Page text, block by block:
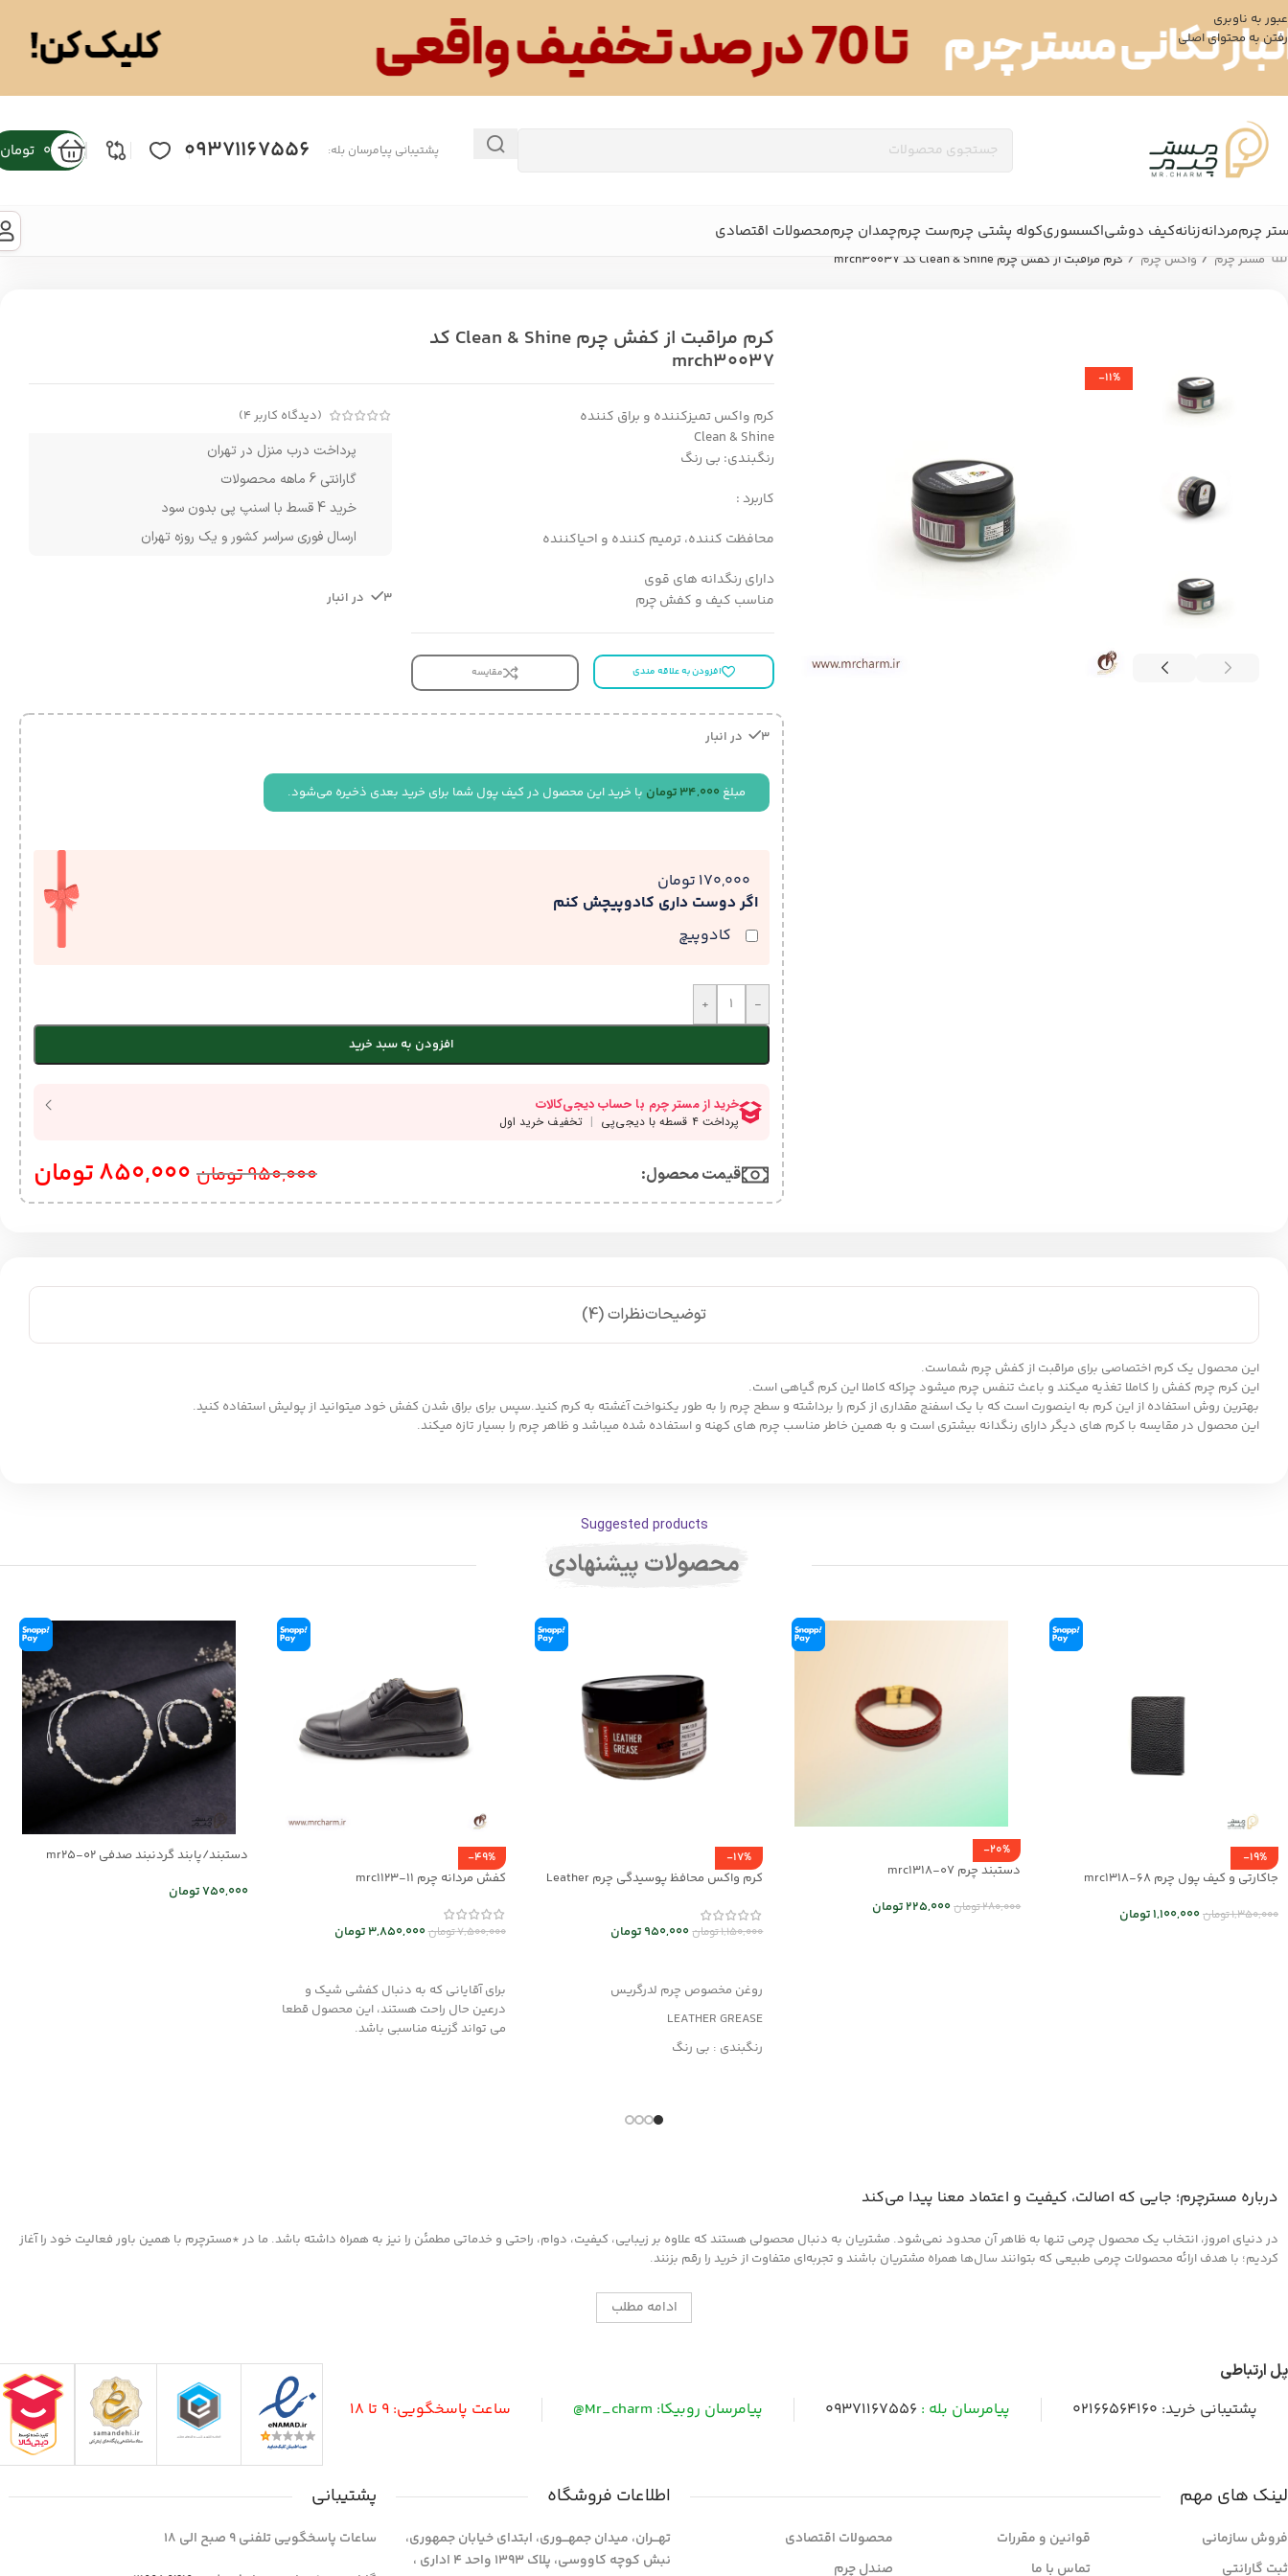
عبور به ناوبری
رفتن به محتوای اصلی
پشتیبانی پیامرسان بله: 09371167556
0 تومان
چرممردانهزنانهکیف دوشیاکسسوریکوله پشتی چرمست چرمچمدان چرممحصولات اقتصادی
مستر چرم / واکس چرم / کرم مراقبت از کفش چرم Clean & Shine کد mrch30037
-11%
کرم مراقبت از کفش چرم Clean & Shine کد
mrch30037
کرم واکس تمیزکننده و براق کننده
Clean & Shine
رنگبندی: بی رنگ
کاربرد :
محافظت کننده، ترمیم کننده و احیاکننده
دارای رنگدانه های قوی
مناسب کیف و کفش چرم
افزودن به علاقه مندی مقایسه
(دیدگاه کاربر4
)
پرداخت درب منزل در تهران
گارانتی 6 ماهه محصولات
خرید 4 قسط با اسنپ پی بدون سود
ارسال فوری سراسر کشور و یک روزه تهران
3 در انبار
3 در انبار
مبلغ 34,000 تومان با خرید این محصول در کیف پول شما برای خرید بعدی ذخیره می‌شود.
اگر دوست داری کادوپیچش کنم
کادوپیچ
170,000 تومان
-
+
افزودن به سبد خرید
قیمت محصول:​ 950,000تومان 850,000تومان
توضیحاتنظرات (4)
این محصول یک کرم اختصاصی برای مراقبت از کفش چرم شماست.
این کرم چرم کفش را کاملا تغذیه میکند و باعث تنفس چرم میشود چراکه کاملا این کرم گیاهی است.
بهترین روش استفاده از این کرم به اینصورت است که با یک اسفنج مقداری از کرم را برداشته و سطح چرم را به طور یکنواخت آغشته به کرم کنید.سپس برای براق شدن کفش خود میتوانید از پولیش استفاده کنید.
این محصول در مقایسه با کرم های دیگر دارای رنگدانه بیشتری است و به همین خاطر مناسب چرم های کهنه و استفاده شده میباشد و ظاهر چرم را بسیار تازه میکند.
Suggested products
محصولات پیشنهادی
-19%
جاکارتی و کیف پول چرم mrc1318-68
1,350,000تومان1,100,000تومان
-20%
دستبند چرم mrc1318-07
280,000تومان225,000تومان
-17%
کرم واکس محافظ پوسیدگی چرم Leather
1,150,000تومان950,000تومان
روغن مخصوص چرم لدرگریس
LEATHER GREASE
رنگبندی : بی رنگ
مناسب کلیه محصولات چرمی
-49%
کفش مردانه چرم mrc1123-11
7,500,000تومان3,850,000تومان
برای آقایانی که به دنبال کفشی شیک و
درعین حال راحت هستند، این محصول قطعا
می تواند گزینه مناسبی باشد.
دستبند/پابند گردنبند صدفی mr25-02
750,000تومان
درباره مسترچرم؛ جایی که اصالت، کیفیت و اعتماد معنا پیدا می‌کند
در دنیای امروز، انتخاب یک محصول چرمی تنها به ظاهر آن محدود نمی‌شود. مشتریان به دنبال محصولی هستند که علاوه بر زیبایی، کیفیت، دوام، راحتی و خدماتی مطمئن را نیز به همراه داشته باشد. ما در *مسترچرم با همین باور فعالیت خود را آغاز
کردیم؛ با هدف ارائه محصولات چرمی طبیعی که بتوانند سال‌ها همراه مشتریان باشند و تجربه‌ای متفاوت از خرید را رقم بزنند.
ادامه مطلب
پل ارتباطی
پشتیبانی خرید: 02166564160 پیامرسان بله : 09371167556 پیامرسان روبیکا: Mr_charm@ ساعت پاسخگویی: 9 تا 18
لینک های مهم
فروش سازمانی
ثبت گارانتی
قوانین و مقررات
تماس با ما
محصولات اقتصادی
صندل چرم
اطلاعات فروشگاه
تهـــران، میدان جمهـــوری، ابتدای خیابان جمهوری،
نبش کوچه کاووسی، پلاک 1393 واحد 4 اداری ،
پشتیبانی
ساعات پاسخگویی تلفنی 9 صبح الی 18